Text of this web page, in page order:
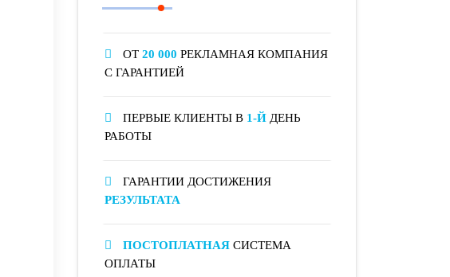
ОТ 20 000 РЕКЛАМНАЯ КОМПАНИЯ
С ГАРАНТИЕЙ
ПЕРВЫЕ КЛИЕНТЫ В 1-Й ДЕНЬ
РАБОТЫ
ГАРАНТИИ ДОСТИЖЕНИЯ
РЕЗУЛЬТАТА
ПОСТОПЛАТНАЯ СИСТЕМА
ОПЛАТЫ